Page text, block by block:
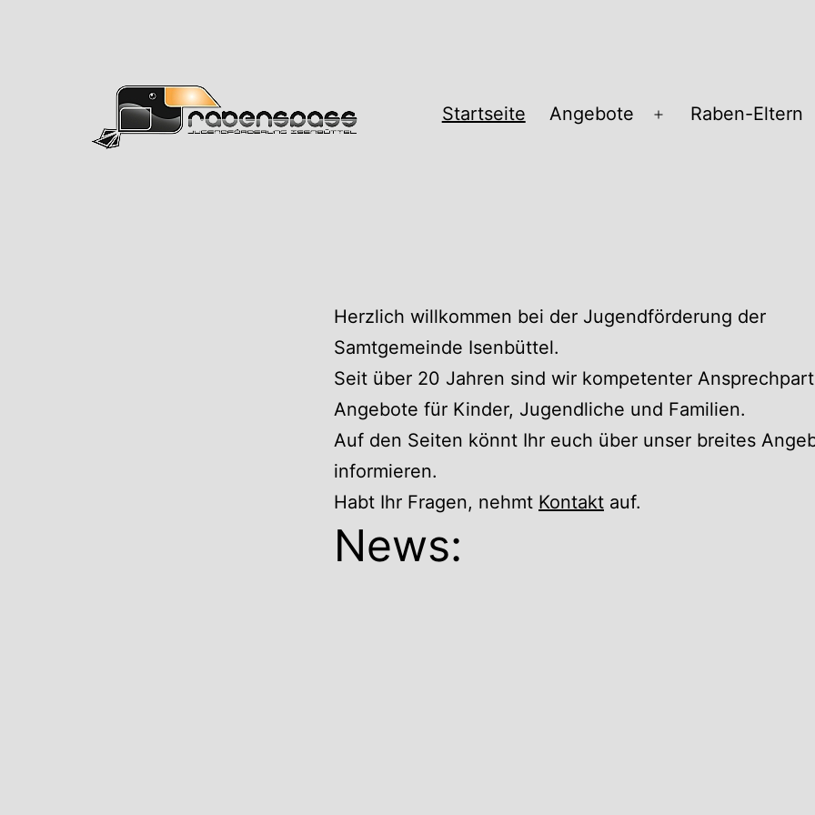
Startseite Angebote
Menü
Raben-Eltern
Herzlich willkommen bei der Jugendförderung der
Samtgemeinde Isenbüttel.
Seit über 20 Jahren sind wir kompetenter
Angebote für Kinder, Jugendliche und Familien.
Auf den Seiten könnt Ihr euch über unser breites
informieren.
Habt Ihr Fragen, nehmt Kontakt auf.
News: